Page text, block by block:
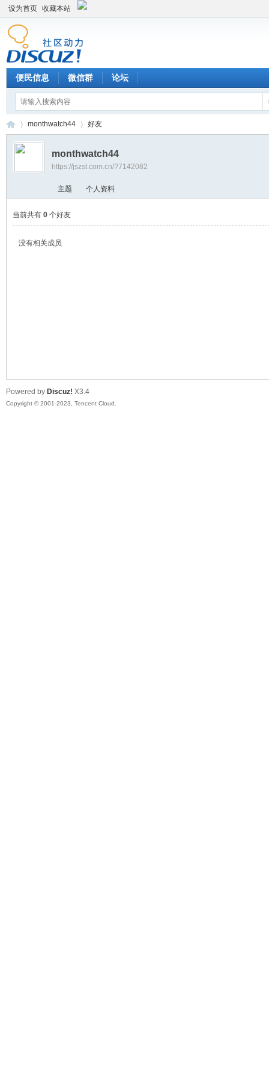
设为首页 收藏本站
便民信息 微信群 论坛
›
monthwatch44 好友
monthwatch44
https://jszst.com.cn/?7142082
主题 个人资料
当前共有 0个好友
没有相关成员
Powered by Discuz! X3.4
Copyright © 2001-2023, Tencent Cloud.